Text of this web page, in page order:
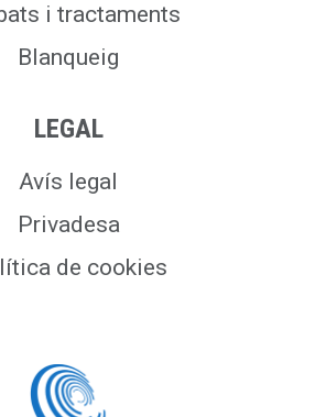
i tractaments
Blanqueig
LEGAL
Avís legal
Privadesa
de cookies